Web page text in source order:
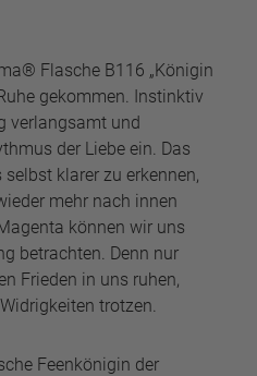
Flasche B116 „Königin
gekommen. Instinktiv
verlangsamt und
der Liebe ein. Das
klarer zu erkennen,
mehr nach innen
können wir uns
betrachten. Denn nur
Frieden in uns ruhen,
trotzen.
Feenkönigin der